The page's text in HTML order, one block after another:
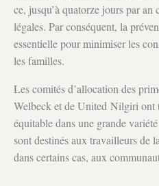
ce, jusqu’à quatorze jours par
légales. Par conséquent, la
essentielle pour minimiser les
les familles.
Les comités d’allocation des
Welbeck et de United Nilgiri ont
équitable dans une grande
sont destinés aux travailleurs de
dans certains cas, aux